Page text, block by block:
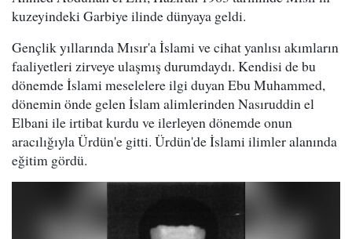
kuzeyindeki Garbiye ilinde dünyaya geldi.
Gençlik yıllarında Mısır'a İslami ve cihat yanlısı akımların
faaliyetleri zirveye ulaşmış durumdaydı. Kendisi de bu
dönemde İslami meselelere ilgi duyan Ebu Muhammed,
dönemin önde gelen İslam alimlerinden Nasıruddin el
Elbani ile irtibat kurdu ve ilerleyen dönemde onun
aracılığıyla Ürdün'e gitti. Ürdün'de İslami ilimler alanında
eğitim gördü.